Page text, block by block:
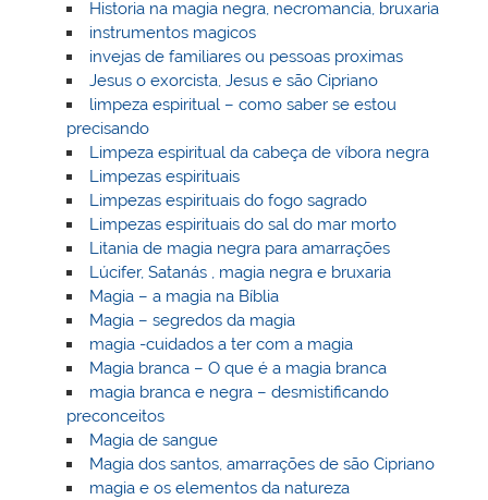
Historia na magia negra, necromancia, bruxaria
instrumentos magicos
invejas de familiares ou pessoas proximas
Jesus o exorcista, Jesus e são Cipriano
limpeza espiritual – como saber se estou
precisando
Limpeza espiritual da cabeça de víbora negra
Limpezas espirituais
Limpezas espirituais do fogo sagrado
Limpezas espirituais do sal do mar morto
Litania de magia negra para amarrações
Lúcifer, Satanás , magia negra e bruxaria
Magia – a magia na Bíblia
Magia – segredos da magia
magia -cuidados a ter com a magia
Magia branca – O que é a magia branca
magia branca e negra – desmistificando
preconceitos
Magia de sangue
Magia dos santos, amarrações de são Cipriano
magia e os elementos da natureza